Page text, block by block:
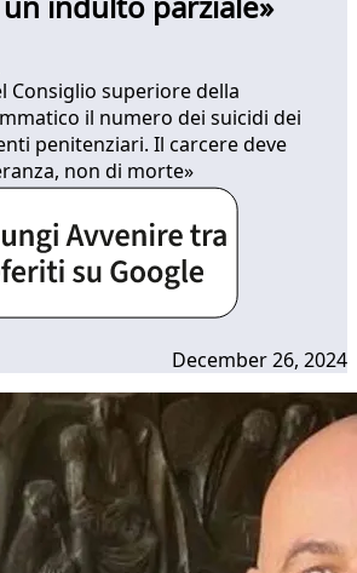
Consiglio superiore della
il numero dei suicidi dei
penitenziari. Il carcere deve
non di morte»
December 26, 2024